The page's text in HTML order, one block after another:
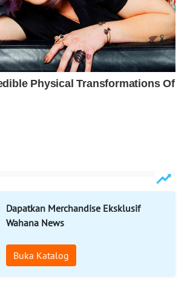
Dapatkan Merchandise Eksklusif
Wahana News
Buka Katalog